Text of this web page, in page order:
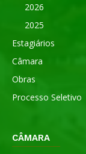
2026
2025
Estagiários
Câmara
Obras
Processo Seletivo
CÂMARA